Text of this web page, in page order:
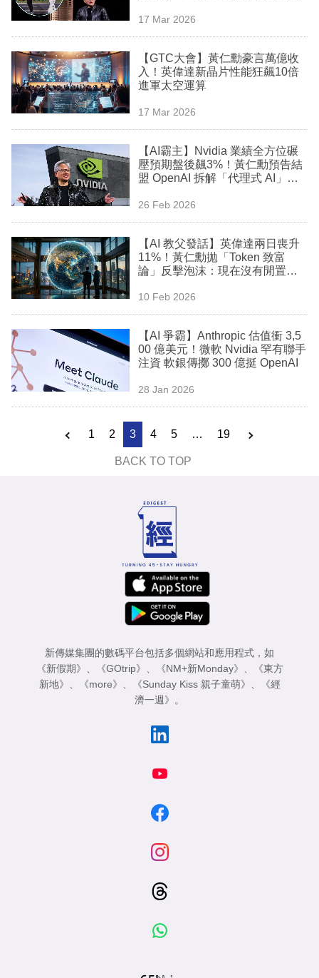
閱
區
17 Mar 2026
【GTC大會】黃仁勳豪言萬億收
入！英偉達新晶片性能狂飆10倍
進軍太空運算
17 Mar 2026
【AI霸主】Nvidia 業績全方位碾
壓預期盤後飆3%！黃仁勳預告結
盟 OpenAI 拆解「代理式 AI」拋
26 Feb 2026
【AI 教父發話】英偉達兩日喪升
11%！黃仁勳拋「Token 致富
論」反擊泡沫：現在沒有閒置的
10 Feb 2026
【AI 爭霸】Anthropic 估值衝 3,5
00 億美元！微軟 Nvidia 罕有聯手
注資 軟銀傳擲 300 億挺 OpenAI
28 Jan 2026
1 2 3 4 5 … 19
BACK TO TOP
新傳媒集團的數碼平台包括多個網站和應用程式，如
《新假期》 、 《GOtrip》 、 《NM+新Monday》 、
《東方
新地》 、 《more》 、 《Sunday Kiss 親子童萌》 、
《經
濟一週》 。